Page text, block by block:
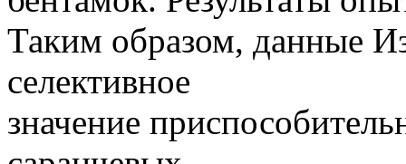
Таким образом, данные
селективное
значение